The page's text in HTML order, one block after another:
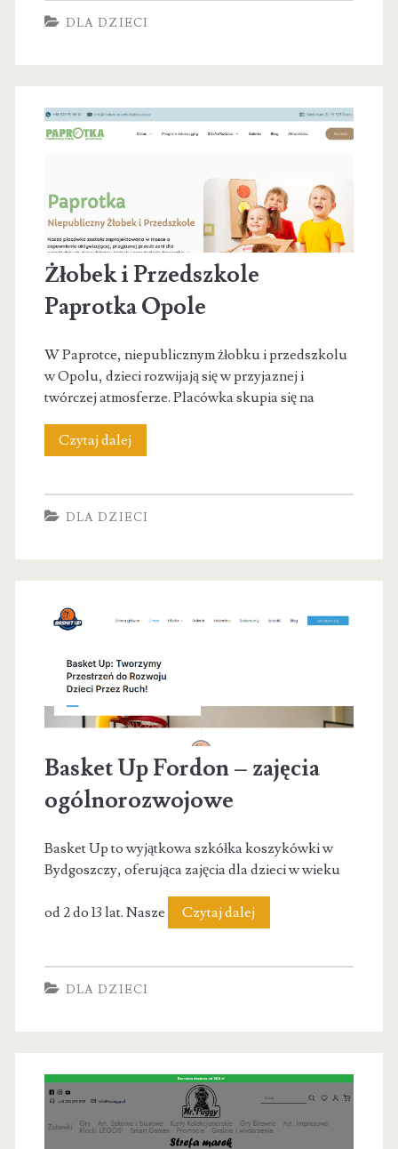
w
Białymstoku
DLA DZIECI
Żłobek i Przedszkole
Paprotka Opole
W Paprotce, niepublicznym żłobku i przedszkolu
w Opolu, dzieci rozwijają się w przyjaznej i
twórczej atmosferze. Placówka skupia się na
Czytaj dalejŻłobek
DLA DZIECI
Basket Up Fordon – zajęcia
ogólnorozwojowe
Basket Up to wyjątkowa szkółka koszykówki w
Bydgoszczy, oferująca zajęcia dla dzieci w wieku
od 2 do 13 lat. Nasze Czytaj dalejBasket
ogólnorozwojowe
DLA DZIECI